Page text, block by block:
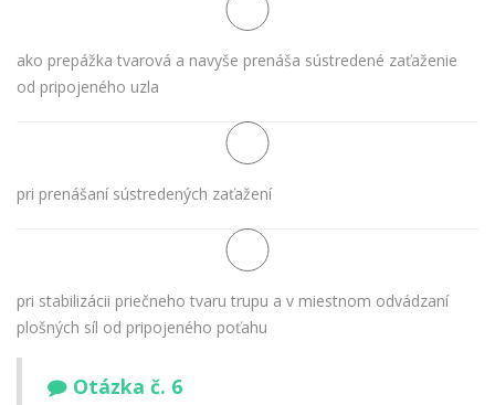
ako prepážka tvarová a navyše prenáša sústredené zaťaženie
od pripojeného uzla
pri prenášaní sústredených zaťažení
pri stabilizácii priečneho tvaru trupu a v miestnom odvádzaní
plošných síl od pripojeného poťahu
Otázka č. 6